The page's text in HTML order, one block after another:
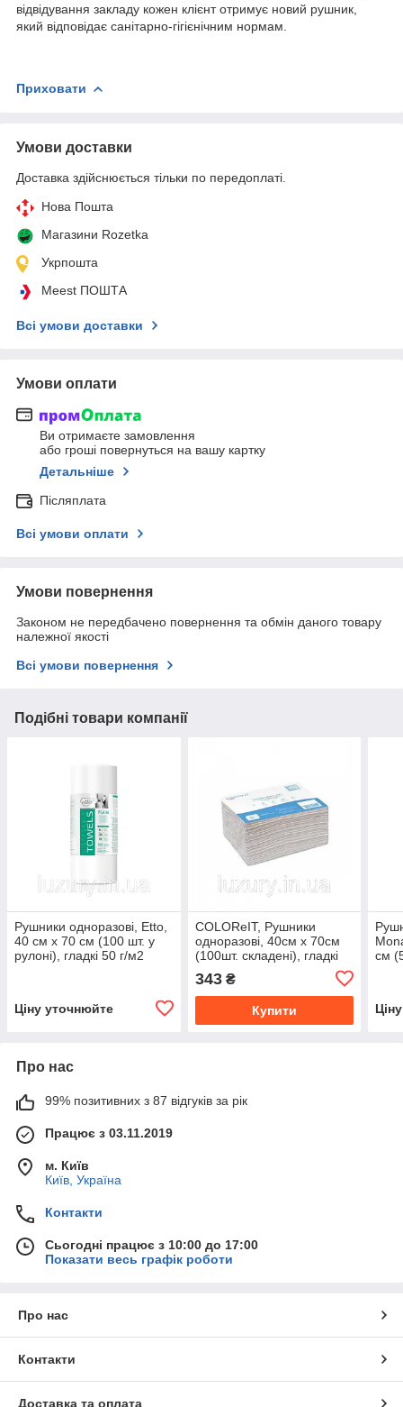
відвідування закладу кожен клієнт отримує новий рушник,
який відповідає санітарно-гігієнічним нормам.
Приховати
Умови доставки
Доставка здійснюється тільки по передоплаті.
Нова Пошта
Магазини Rozetka
Укрпошта
Meest ПОШТА
Всі умови доставки
Умови оплати
Ви отримаєте замовлення
або гроші повернуться на вашу картку
Детальніше
Післяплата
Всі умови оплати
Умови повернення
Законом не передбачено повернення та обмін даного товару
належної якості
Всі умови повернення
Подібні товари компанії
Рушники одноразові, Etto,
40 см х 70 см (100 шт. у
рулоні), гладкі 50 г/м2
Ціну уточнюйте
COLOReIT, Рушники
одноразові, 40см х 70см
(100шт. складені), гладкі
343₴
Купити
см
Про нас
99% позитивних з 87 відгуків за рік
Працює з 03.11.2019
м. Київ
Київ, Україна
Контакти
Сьогодні працює з 10:00 до 17:00
Показати весь графік роботи
Про нас
Контакти
Доставка та оплата